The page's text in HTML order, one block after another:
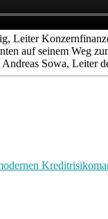
Leiter
auf seinem Weg
Sowa, Leiter